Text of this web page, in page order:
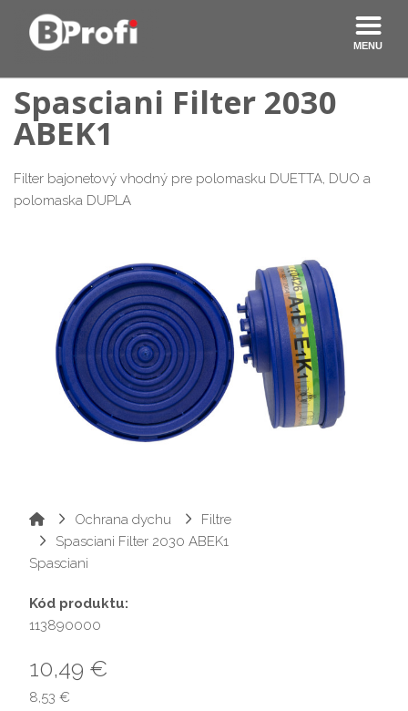
Spasciani Filter 2030
ABEK1
Filter bajonetový vhodný pre polomasku DUETTA, DUO a
polomaska DUPLA
Ochrana dychu
Filtre
Spasciani Filter 2030 ABEK1
Spasciani
Kód produktu:
113890000
10,49 €
8,53 €